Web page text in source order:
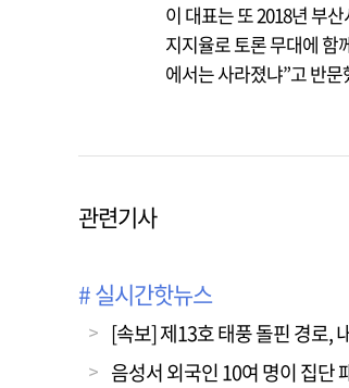
이 대표는 또 2018년 부
지지율로 토론 무대에 함
에서는 사라졌냐”고 반문
관련기사
# 실시간핫뉴스
[속보] 제13호 태풍 돌핀 경로,
음성서 외국인 10여 명이 집단